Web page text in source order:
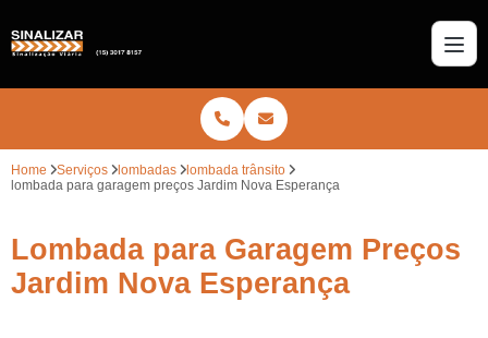
Home Serviços lombadas
lombada trânsito
lombada para garagem preços Jardim Nova Esperança
Lombada para Garagem Preços
Jardim Nova Esperança